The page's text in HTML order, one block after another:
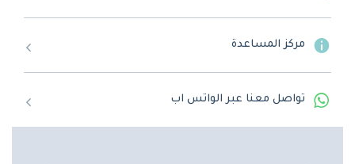
مركز المساعدة
تواصل معنا عبر الواتس اب